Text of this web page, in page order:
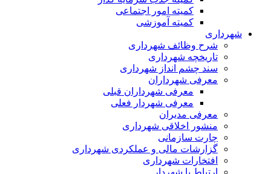
کمیته امور اجتماعی
کمیته آموزشی
شهرداری
شرح وظائف شهرداری
تاریخچه شهرداری
سند چشم انداز شهرداری
معرفی شهرداران
معرفی شهرداران قبلی
معرفی شهردار فعلی
معرفی مدیران
منشور اخلاقی شهرداری
چارت سازمانی
گزارشات مالی و عملکردی شهرداری
افتخارات شهرداری